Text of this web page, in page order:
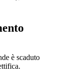
è scaduto